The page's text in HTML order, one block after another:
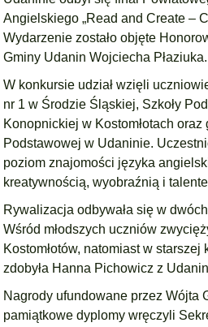
Angielskiego „Read and Create –
Wydarzenie zostało objęte
Gminy Udanin Wojciecha Płaziuka.
W konkursie udział wzięli
nr 1 w Środzie Śląskiej, Szkoły
Konopnickiej w Kostomłotach oraz
Podstawowej w Udaninie.
poziom znajomości języka
kreatywnością, wyobraźnią i
Rywalizacja odbywała się w
Wśród młodszych uczniów
Kostomłotów, natomiast w
zdobyła Hanna Pichowicz z
Nagrody ufundowane przez Wójta
pamiątkowe dyplomy wręczyli